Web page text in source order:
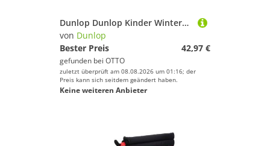
Dunlop Dunlop Kinder Winterstiefel Blizzard rosa Gummistiefel
von Dunlop
Bester Preis
42,97 €
gefunden bei OTTO
zuletzt überprüft am 08.08.2026 um 01:16; der
Preis kann sich seitdem geändert haben.
Keine weiteren Anbieter